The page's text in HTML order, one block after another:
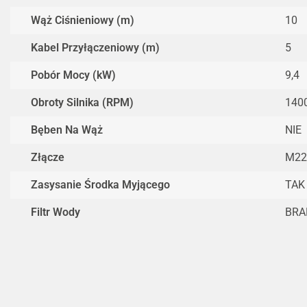
Wąż Ciśnieniowy (m) 10
Kabel Przyłączeniowy (m) 5
Pobór Mocy (kW) 9,4
Obroty Silnika (RPM)
Bęben Na Wąż NIE
Złącze M22
Zasysanie Środka Myjącego TAK
Filtr Wody